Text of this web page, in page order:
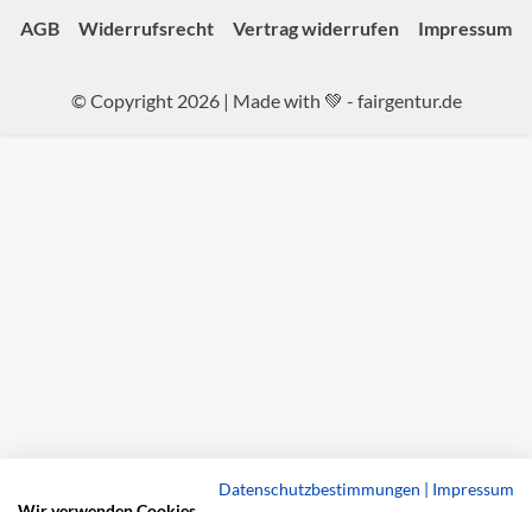
AGB
Widerrufsrecht Vertrag widerrufen Impressum
© Copyright 2026 | Made with 💚 - fairgentur.de
Datenschutzbestimmungen | Impressum